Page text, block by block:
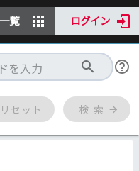
覧 ログイン
リセット 検 索